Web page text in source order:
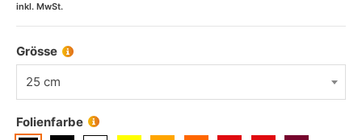
inkl. MwSt.
Grösse
25 cm
Folienfarbe